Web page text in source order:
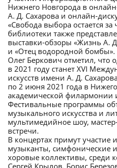
Нижнего Новгорода в
А. Д. Сахарова и онлайн-
«Свобода выбора остается за
библиотеки также
выставки-обзоры «Жизнь А.
и «Отец водородной бомбы».
Олег Беркович отметил, что
в 2021 году станет XVI
искусств имени А. Д.
по 2 июня 2021 года в
академической филармонии
Фестивальные программы
музыкального искусства и
мультимедийное шоу,
встречи.
В концертах примут участие
музыканты, симфонические
хоровые коллективы, среди